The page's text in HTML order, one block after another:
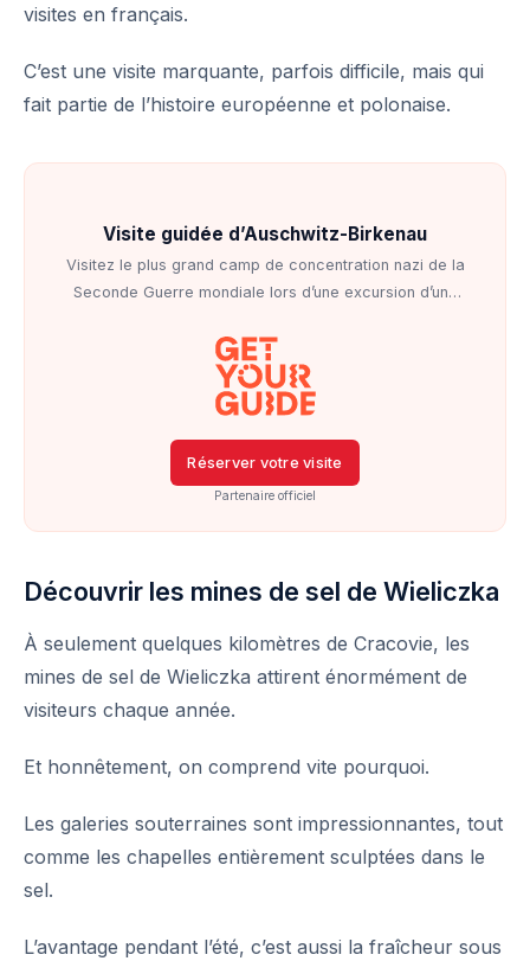
visites en français.
C’est une visite marquante, parfois difficile, mais qui
fait partie de l’histoire européenne et polonaise.
Visite guidée d’Auschwitz-Birkenau
Visitez le plus grand camp de concentration nazi de la
Seconde Guerre mondiale lors d’une excursion d’une
Réserver votre visite
Partenaire officiel
Découvrir les mines de sel de Wieliczka
À seulement quelques kilomètres de Cracovie, les
mines de sel de Wieliczka attirent énormément de
visiteurs chaque année.
Et honnêtement, on comprend vite pourquoi.
Les galeries souterraines sont impressionnantes, tout
comme les chapelles entièrement sculptées dans le
sel.
L’avantage pendant l’été, c’est aussi la fraîcheur sous